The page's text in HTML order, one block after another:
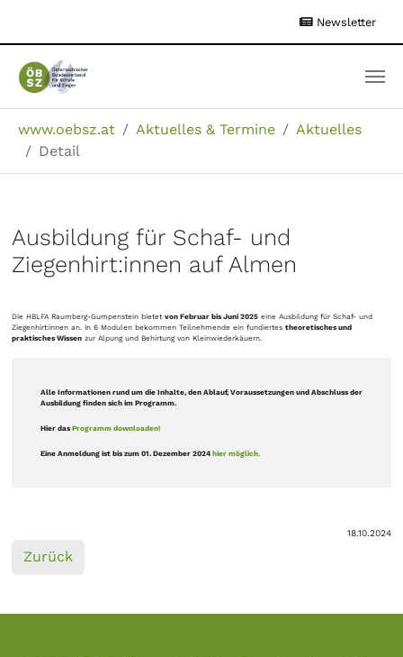
Newsletter
www.oebsz.at Aktuelles & Termine
Aktuelles
Detail
Ausbildung für Schaf- und
Ziegenhirt:innen auf Almen
Die HBLFA Raumberg-Gumpenstein bietet von Februar bis Juni 2025eine Ausbildung für Schaf- und
Ziegenhirt:innen an. In 6 Modulen bekommen Teilnehmende ein fundiertes theoretisches und
praktisches Wissenzur Alpung und Behirtung von Kleinwiederkäuern.
Alle Informationen rund um die Inhalte, den Ablauf, Voraussetzungen und Abschluss der
Ausbildung finden sich im Programm.
Hier das Programm downloaden!
Eine Anmeldung ist bis zum 01. Dezember 2024 hier möglich.
18.10.2024
Zurück